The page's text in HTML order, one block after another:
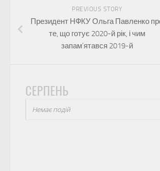
PREVIOUS STORY
Президент НФКУ Ольга Павленко
те, що готує 2020-й рік, і чим
запам’ятався 2019-й
СЕРПЕНЬ
Немає подій